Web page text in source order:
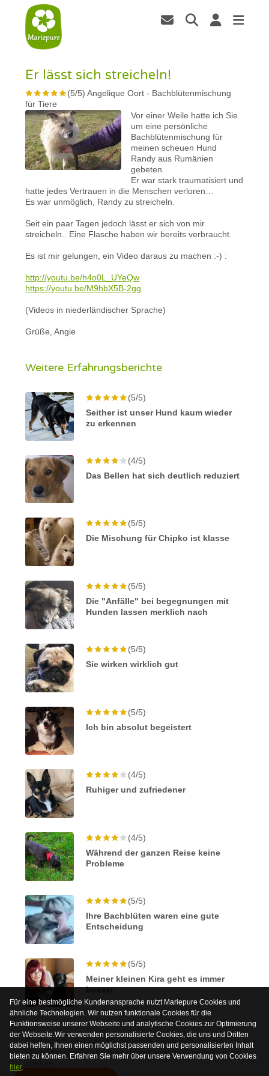
Er lässt sich streicheln!
(5/5)Angelique Oort - Bachblütenmischung
für Tiere
Vor einer Weile hatte ich Sie
um eine persönliche
Bachblütenmischung für
meinen scheuen Hund
Randy aus Rumänien
gebeten.
Er war stark traumatisiert und
hatte jedes Vertrauen in die Menschen verloren…
Es war unmöglich, Randy zu streicheln.
Seit ein paar Tagen jedoch lässt er sich von mir
streicheln.. Eine Flasche haben wir bereits verbraucht.
Es ist mir gelungen, ein Video daraus zu machen :-) :
http://youtu.be/h4o0L_UYeQw
https://youtu.be/M9hbX5B-2gg
(Videos in niederländischer Sprache)
Grüße, Angie
Weitere Erfahrungsberichte
(5/5)
Seither ist unser Hund kaum wieder
zu erkennen
(4/5)
Das Bellen hat sich deutlich reduziert
(5/5)
Die Mischung für Chipko ist klasse
(5/5)
Die "Anfälle" bei begegnungen mit
Hunden lassen merklich nach
(5/5)
Sie wirken wirklich gut
(5/5)
Ich bin absolut begeistert
(4/5)
Ruhiger und zufriedener
(4/5)
Während der ganzen Reise keine
Probleme
(5/5)
Ihre Bachblüten waren eine gute
Entscheidung
(5/5)
Meiner kleinen Kira geht es immer
besser
Für eine bestmögliche Kundenansprache nutzt Mariepure Cookies und
ähnliche Technologien. Wir nutzen funktionale Cookies für die
Funktionsweise unserer Webseite und analytische Cookies zur Optimierung
der Webseite.Wir verwenden personalisierte Cookies, die uns und Dritten
dabei helfen, Ihnen einen möglichst passenden und personalisierten Inhalt
bieten zu können. Erfahren Sie mehr über unsere Verwendung von Cookies
hier.
Bachblüten sind kein Medikament sondern harmlose
Pflanzenextrakte, die man nimmt, um die Gesundheit zu